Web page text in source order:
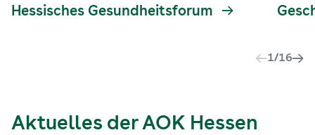
Hessisches Gesundheitsforum
1/16
Aktuelles der AOK Hessen